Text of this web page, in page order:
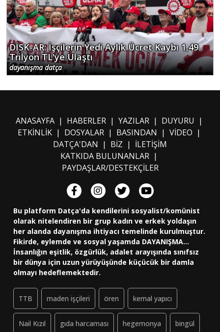
DİSK-AR: İşçilerin Yedi Aylık Ücret Kaybı 1,49
Trilyon TL'ye Ulaştı
dayanışma datça
ANASAYFA| HABERLER| YAZILAR| DUYURU |
ETKİNLİK| DOSYALAR| BASINDAN | VİDEO |
DATÇA'DAN | BİZ | İLETİŞİM
KATKIDA BULUNANLAR |
PAYDAŞLAR/DESTEKÇİLER
Bu platform Datça'da kendilerini sosyalist/komünist
olarak nitelendiren bir grup kadın ve erkek yoldaşın
her alanda dayanışma ihtiyacı temelinde kurulmuştur.
Fikirde, eylemde ve sosyal yaşamda DAYANIŞMA...
İnsanlığın eşitlik, özgürlük, adalet arayışında sınıfsız
bir dünya için uzun yürüyüşünde küçücük bir damla
olmayı hedeflemektedir.
TTB maden işçileri ören kemal yapıcı
Nail Kızıl gıda harcaması hegemonya bingül